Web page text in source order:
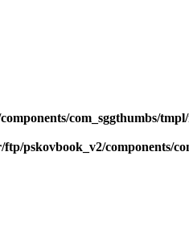
com_sggthumbs/
ftp/pskovbook_v2/components/